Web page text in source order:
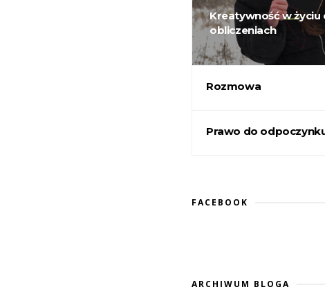
Kreatywność w życiu
obliczeniach
Rozmowa
Prawo do
FACEBOOK
ARCHIWUM BLOGA